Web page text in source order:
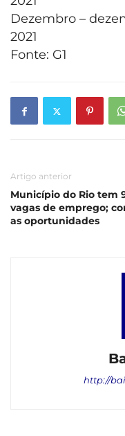
Dezembro –
2021
Fonte: G1
Artigo anterior
Município do Rio tem
vagas de emprego;
as oportunidades
http://